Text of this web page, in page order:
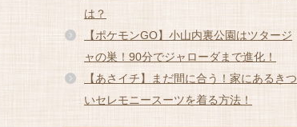
は？
【ポケモンGO】小山内裏公園はツタージ
ャの巣！90分でジャローダまで進化！
【あさイチ】まだ間に合う！家にあるきつ
いセレモニースーツを着る方法！